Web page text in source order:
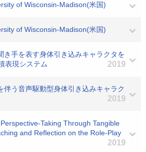
of Wisconsin-Madison(米国)
of Wisconsin-Madison(米国)
き手を表す身体引き込みキャラクタを
表現システム
2019
伴う音声駆動型身体引き込みキャラク
2019
Taking Through Tangible
and Reflection on the Role-Play
2019